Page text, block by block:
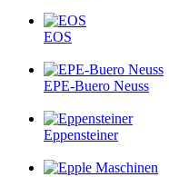
EOS
EPE-Buero Neuss
Eppensteiner